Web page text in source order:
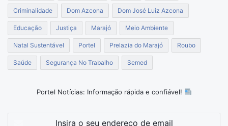
Criminalidade Dom Azcona Dom José Luiz Azcona
Educação Justiça Marajó Meio Ambiente
Natal Sustentável Portel Prelazia do Marajó Roubo
Saúde Segurança No Trabalho Semed
Portel Notícias: Informação rápida e confiável!